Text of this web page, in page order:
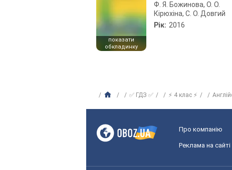
показати
обкладинку
Ф. Я. Божинова, О. О.
Кірюхіна, С. О. Довгий
Рік: 2016
✅ ГДЗ ✅ ⚡ 4 клас ⚡
Про компанію
Реклама на сайті